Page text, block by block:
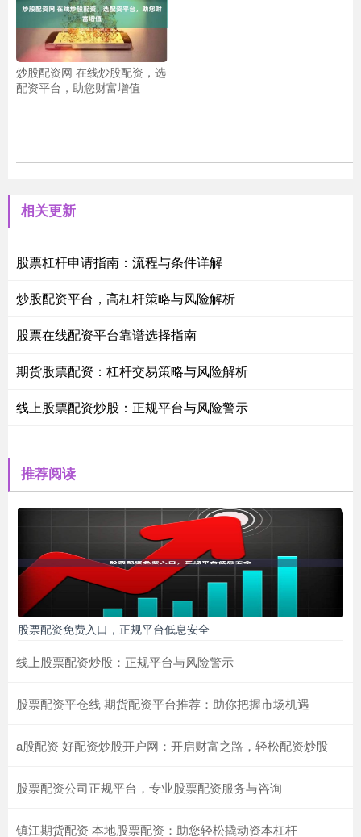
炒股配资网 在线炒股配资，选
配资平台，助您财富增值
相关更新
股票杠杆申请指南：流程与条件详解
炒股配资平台，高杠杆策略与风险解析
股票在线配资平台靠谱选择指南
期货股票配资：杠杆交易策略与风险解析
线上股票配资炒股：正规平台与风险警示
推荐阅读
股票配资免费入口，正规平台低息安全
线上股票配资炒股：正规平台与风险警示
股票配资平仓线 期货配资平台推荐：助你把握市场机遇
a股配资 好配资炒股开户网：开启财富之路，轻松配资炒股
股票配资公司正规平台，专业股票配资服务与咨询
镇江期货配资 本地股票配资：助您轻松撬动资本杠杆